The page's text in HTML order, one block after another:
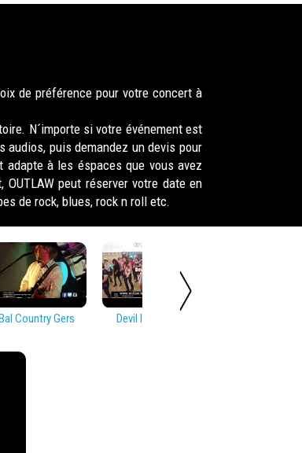
de préférence pour votre concert à
N´importe si votre événement est
audios, puis demandez un devis pour
adapte à les éspaces que vous avez
peut réserver votre date en
de rock, blues, rock n roll etc.
Country Gers Devil In Disguise